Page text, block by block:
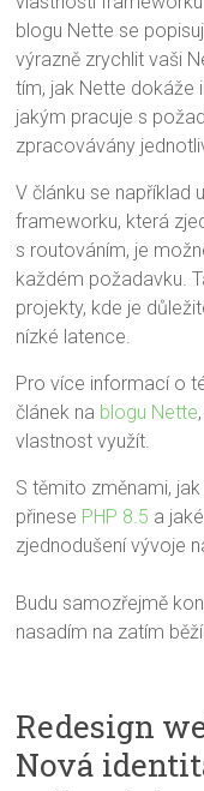
blogu Nette se
výrazně zrychlit vaši
tím, jak Nette dokáže
jakým pracuje s
zpracovávány
V článku se například
frameworku, která
s routováním, je
každém požadavku.
projekty, kde je
nízké latence.
Pro více informací o
článek na blogu Nette
vlastnost využít.
S těmito změnami,
přinese PHP 8.5 a
zjednodušení vývoje
Budu samozřejmě
nasadím na zatím
Redesign
Nová